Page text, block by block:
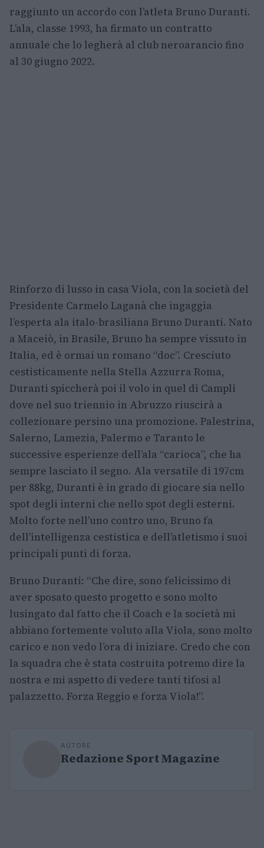
raggiunto un accordo con l’atleta Bruno Duranti.
L’ala, classe 1993, ha firmato un contratto
annuale che lo legherà al club neroarancio fino
al 30 giugno 2022.
Rinforzo di lusso in casa Viola, con la società del
Presidente Carmelo Laganà che ingaggia
l’esperta ala italo-brasiliana Bruno Duranti. Nato
a Maceiò, in Brasile, Bruno ha sempre vissuto in
Italia, ed è ormai un romano “doc”. Cresciuto
cestisticamente nella Stella Azzurra Roma,
Duranti spiccherà poi il volo in quel di Campli
dove nel suo triennio in Abruzzo riuscirà a
collezionare persino una promozione. Palestrina,
Salerno, Lamezia, Palermo e Taranto le
successive esperienze dell’ala “carioca”, che ha
sempre lasciato il segno. Ala versatile di 197cm
per 88kg, Duranti è in grado di giocare sia nello
spot degli interni che nello spot degli esterni.
Molto forte nell’uno contro uno, Bruno fa
dell’intelligenza cestistica e dell’atletismo i suoi
principali punti di forza.
Bruno Duranti: “Che dire, sono felicissimo di
aver sposato questo progetto e sono molto
lusingato dal fatto che il Coach e la società mi
abbiano fortemente voluto alla Viola, sono molto
carico e non vedo l’ora di iniziare. Credo che con
la squadra che è stata costruita potremo dire la
nostra e mi aspetto di vedere tanti tifosi al
palazzetto. Forza Reggio e forza Viola!”.
AUTORE
Redazione Sport Magazine